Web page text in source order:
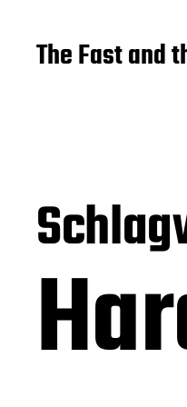
The Fast and